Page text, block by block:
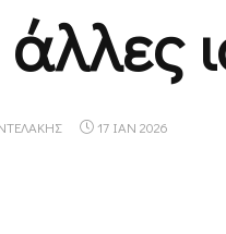
17 ΙΑΝ 2026